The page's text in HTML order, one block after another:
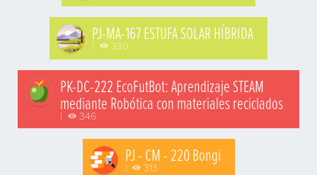
PJ-MA-167 ESTUFA SOLAR HÍBRIDA
| 330
PK-DC-222 EcoFutBot: Aprendizaje STEAM
mediante Robótica con materiales reciclados
| 346
PJ - CM - 220 Bongi
| 313